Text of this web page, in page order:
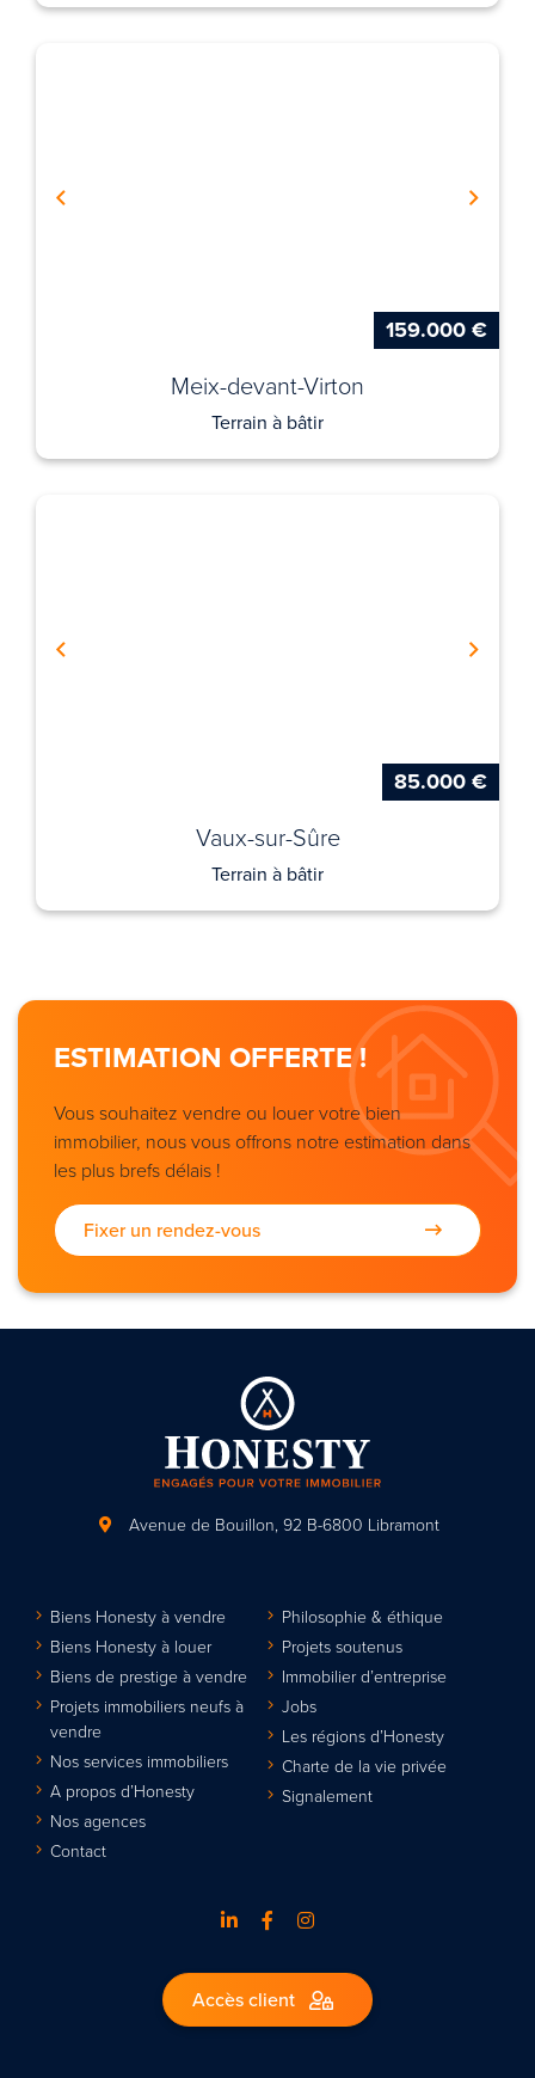
159.000 €
Meix-devant-Virton
Terrain à bâtir
85.000 €
Vaux-sur-Sûre
Terrain à bâtir
ESTIMATION OFFERTE !
Vous souhaitez vendre ou louer votre bien
immobilier, nous vous offrons notre estimation dans
les plus brefs délais !
Fixer un rendez-vous
Avenue de Bouillon, 92 B-6800 Libramont
Biens Honesty à vendre
Biens Honesty à louer
Biens de prestige à vendre
Projets immobiliers neufs à
vendre
Nos services immobiliers
A propos d’Honesty
Nos agences
Contact
Philosophie & éthique
Projets soutenus
Immobilier d’entreprise
Jobs
Les régions d’Honesty
Charte de la vie privée
Signalement
Accès client